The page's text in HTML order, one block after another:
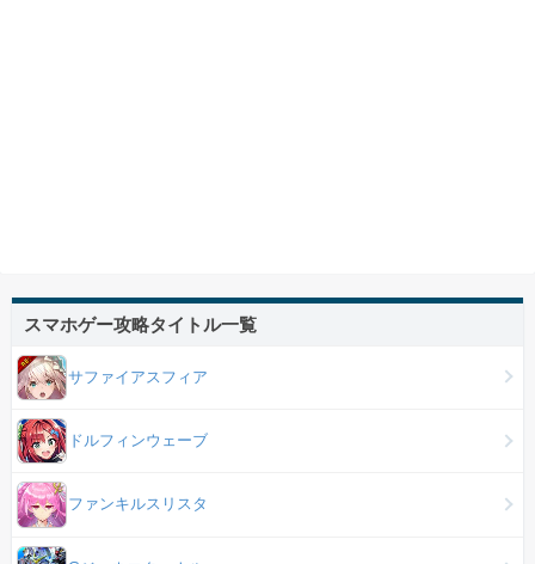
スマホゲー攻略タイトル一覧
サファイアスフィア
ドルフィンウェーブ
ファンキルスリスタ